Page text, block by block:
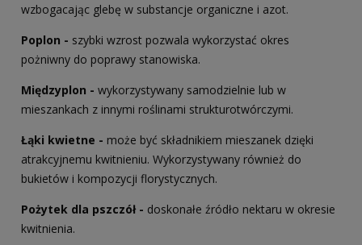
wzbogacając glebę w substancje organiczne i azot.
Poplon - szybki wzrost pozwala wykorzystać okres
pożniwny do poprawy stanowiska.
Międzyplon - wykorzystywany samodzielnie lub w
mieszankach z innymi roślinami strukturotwórczymi.
Łąki kwietne - może być składnikiem mieszanek dzięki
atrakcyjnemu kwitnieniu. Wykorzystywany również do
bukietów i kompozycji florystycznych.
Pożytek dla pszczół- doskonałe źródło nektaru w okresie
kwitnienia.